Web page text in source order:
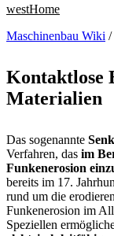
westHome
Maschinenbau Wiki /
Kontaktlose
Materialien
Das sogenannte
Verfahren, das im
Funkenerosion
bereits im 17.
rund um die
Funkenerosion im
Speziellen